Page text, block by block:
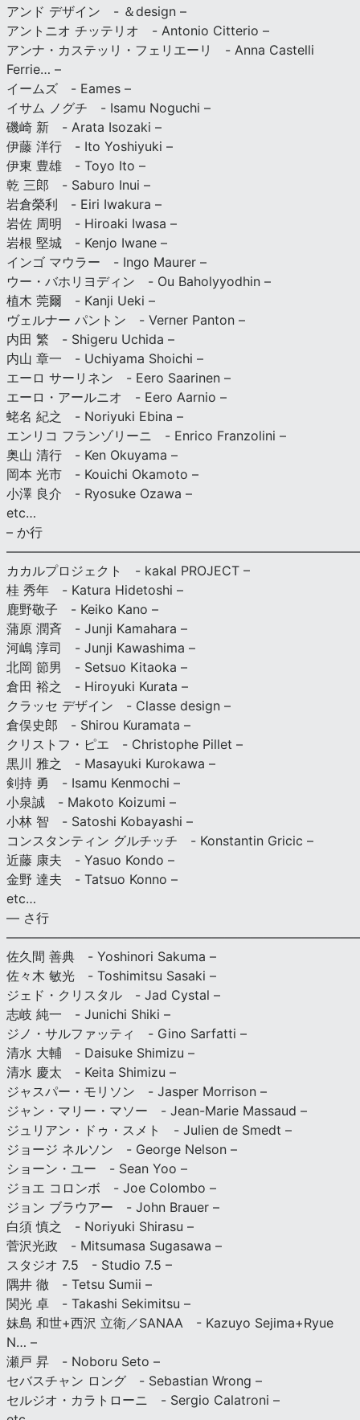
アンド デザイン - ＆design –
アントニオ チッテリオ - Antonio Citterio –
アンナ・カステッリ・フェリエーリ - Anna Castelli
Ferrie… –
イームズ - Eames –
イサム ノグチ - Isamu Noguchi –
磯崎 新 - Arata Isozaki –
伊藤 洋行 - Ito Yoshiyuki –
伊東 豊雄 - Toyo Ito –
乾 三郎 - Saburo Inui –
岩倉榮利 - Eiri Iwakura –
岩佐 周明 - Hiroaki Iwasa –
岩根 堅城 - Kenjo Iwane –
インゴ マウラー - Ingo Maurer –
ウー・バホリヨディン - Ou Baholyyodhin –
植木 莞爾 - Kanji Ueki –
ヴェルナー パントン - Verner Panton –
内田 繁 - Shigeru Uchida –
内山 章一 - Uchiyama Shoichi –
エーロ サーリネン - Eero Saarinen –
エーロ・アールニオ - Eero Aarnio –
蛯名 紀之 - Noriyuki Ebina –
エンリコ フランゾリーニ - Enrico Franzolini –
奥山 清行 - Ken Okuyama –
岡本 光市 - Kouichi Okamoto –
小澤 良介 - Ryosuke Ozawa –
etc…
– か行
カカルプロジェクト - kakal PROJECT –
桂 秀年 - Katura Hidetoshi –
鹿野敬子 - Keiko Kano –
蒲原 潤斉 - Junji Kamahara –
河嶋 淳司 - Junji Kawashima –
北岡 節男 - Setsuo Kitaoka –
倉田 裕之 - Hiroyuki Kurata –
クラッセ デザイン - Classe design –
倉俣史郎 - Shirou Kuramata –
クリストフ・ピエ - Christophe Pillet –
黒川 雅之 - Masayuki Kurokawa –
剣持 勇 - Isamu Kenmochi –
小泉誠 - Makoto Koizumi –
小林 智 - Satoshi Kobayashi –
コンスタンティン グルチッチ - Konstantin Gricic –
近藤 康夫 - Yasuo Kondo –
金野 達夫 - Tatsuo Konno –
etc…
— さ行
佐久間 善典 - Yoshinori Sakuma –
佐々木 敏光 - Toshimitsu Sasaki –
ジェド・クリスタル - Jad Cystal –
志岐 純一 - Junichi Shiki –
ジノ・サルファッティ - Gino Sarfatti –
清水 大輔 - Daisuke Shimizu –
清水 慶太 - Keita Shimizu –
ジャスパー・モリソン - Jasper Morrison –
ジャン・マリー・マソー - Jean-Marie Massaud –
ジュリアン・ドゥ・スメト - Julien de Smedt –
ジョージ ネルソン - George Nelson –
ショーン・ユー - Sean Yoo –
ジョエ コロンボ - Joe Colombo –
ジョン ブラウアー - John Brauer –
白須 慎之 - Noriyuki Shirasu –
菅沢光政 - Mitsumasa Sugasawa –
スタジオ 7.5 - Studio 7.5 –
隅井 徹 - Tetsu Sumii –
関光 卓 - Takashi Sekimitsu –
妹島 和世+西沢 立衛／SANAA - Kazuyo Sejima+Ryue
N… –
瀬戸 昇 - Noboru Seto –
セバスチャン ロング - Sebastian Wrong –
セルジオ・カラトローニ - Sergio Calatroni –